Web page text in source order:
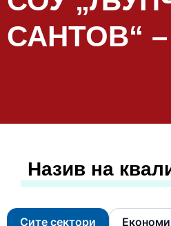
САНТОВ“
Назив на
Сите сектори